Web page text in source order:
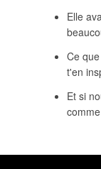
Elle
Ce
t'en
Et si